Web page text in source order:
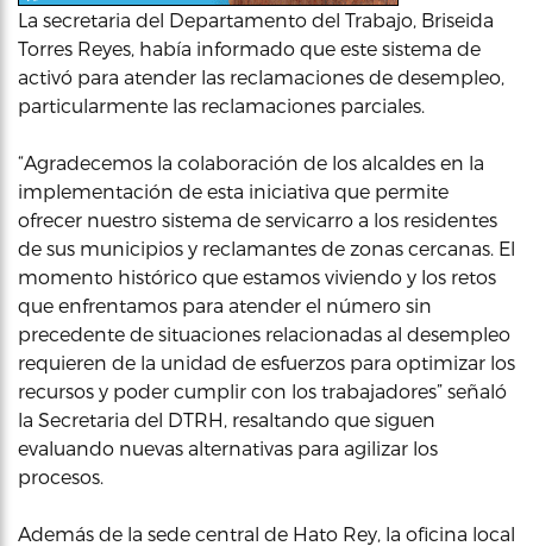
La secretaria del Departamento del Trabajo, Briseida
Torres Reyes, había informado que este sistema de
activó para atender las reclamaciones de desempleo,
particularmente las reclamaciones parciales.
“Agradecemos la colaboración de los alcaldes en la
implementación de esta iniciativa que permite
ofrecer nuestro sistema de servicarro a los residentes
de sus municipios y reclamantes de zonas cercanas. El
momento histórico que estamos viviendo y los retos
que enfrentamos para atender el número sin
precedente de situaciones relacionadas al desempleo
requieren de la unidad de esfuerzos para optimizar los
recursos y poder cumplir con los trabajadores” señaló
la Secretaria del DTRH, resaltando que siguen
evaluando nuevas alternativas para agilizar los
procesos.
Además de la sede central de Hato Rey, la oficina local